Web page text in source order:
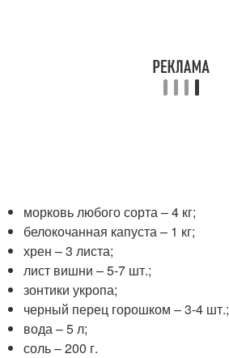
морковь любого сорта – 4 кг;
белокочанная капуста – 1 кг;
хрен – 3 листа;
лист вишни – 5-7 шт.;
зонтики укропа;
черный перец горошком – 3-4 шт.;
вода – 5 л;
соль – 200 г.